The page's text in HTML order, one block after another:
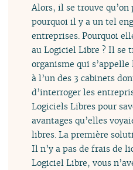
Alors, il se trouve qu’on
pourquoi il y a un tel
entreprises. Pourquoi
au Logiciel Libre ? Il se
organisme qui s’appelle
à l’un des 3 cabinets
d’interroger les
Logiciels Libres pour
avantages qu’elles
libres. La première
Il n’y a pas de frais de
Logiciel Libre, vous